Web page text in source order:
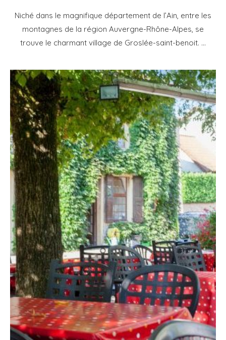
Niché dans le magnifique département de l’Ain, entre les
montagnes de la région Auvergne-Rhône-Alpes, se
trouve le charmant village de Groslée-saint-benoit. …